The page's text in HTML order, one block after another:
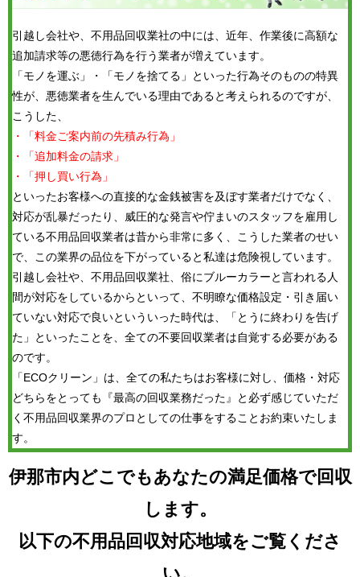
引越し会社や、不用品回収業社の中には、近年、作業後に高額な
追加請求等の悪徳行為を行う業者が増えています。
「モノを運ぶ」・「モノを捨てる」といった行為そのものの特異
性が、悪徳業者を生んでいる理由であると考えられるのですが、
こうした、
・「料金ご案内前の先積み行為」
・「追加料金の請求」
・「押し買い行為」
といったお客様への直接的な金銭被害を及ぼす業者だけでなく、
対応が乱暴だったり、威圧的な発言や佇まいのスタッフを雇用し
ている不用品回収業者は昔から非常に多く、こうした業者のせい
で、この業界の品位を下がっていると私達は危険視しています。
引越し会社や、不用品回収業社、俗にブルーカラーと言われる人
間が対応をしているからといって、不明瞭な価格設定・引き届い
ていない対応で良いといういった時代は、「とうに終わりを告げ
た」といったことを、全ての不要回収業者は自覚する必要がある
のです。
「ECOクリーン」は、全ての私たちはお客様に対し、価格・対応
どちらをとっても『最高の回収業務だった』と必ず感じていただ
く不用品回収業界のプロとしての仕事をすることお約束いたしま
す。
伊那市内どこでもあなたの満足価格で回収
します。
以下の不用品回収対応地域をご覧くださ
い。